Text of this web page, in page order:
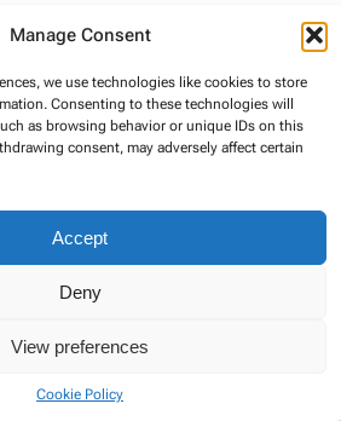
Manage Consent
we use technologies like cookies to store
Consenting to these technologies will
as browsing behavior or unique IDs on this
consent, may adversely affect certain
Accept
Deny
View preferences
Cookie Policy